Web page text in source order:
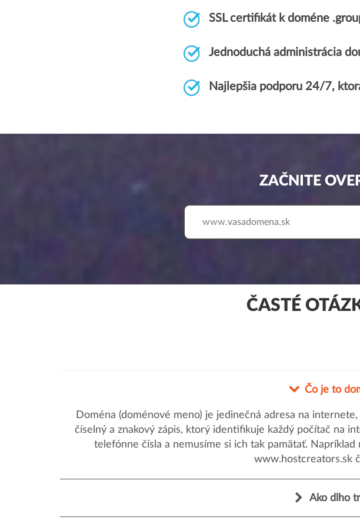
SSL certifikát k doméne
Jednoduchá administrácia
Najlepšia podporu 24/7,
ZAČNITE
www.
ČASTÉ
Čo je to
Doména (doménové meno) je jedinečná adresa na
číselný a znakový zápis, ktorý identifikuje každý počítač na
telefónne čísla a nemusíme si ich tak pamätať.
www.hostcreators.sk
Ako dlho